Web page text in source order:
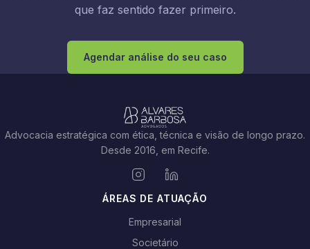
que faz sentido fazer primeiro.
Agendar análise do seu caso
Advocacia estratégica com ética, técnica e visão de longo prazo.
Desde 2016, em Recife.
ÁREAS DE ATUAÇÃO
Empresarial
Societário